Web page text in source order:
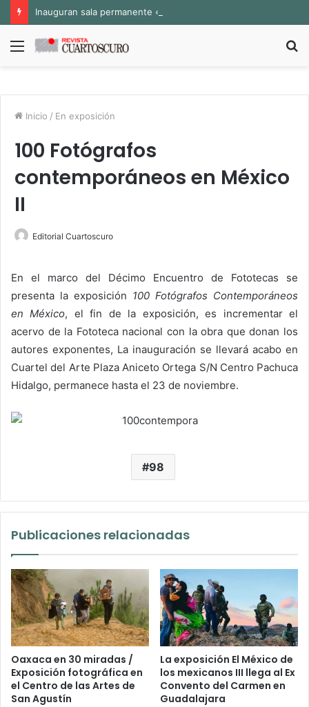
Menú
Inicio / En exposición
100 Fotógrafos
contemporáneos en México
II
Editorial Cuartoscuro
En el marco del Décimo Encuentro de Fototecas se
presenta la exposición 100 Fotógrafos Contemporáneos
en México, el fin de la exposición, es incrementar el
acervo de la Fototeca nacional con la obra que donan los
autores exponentes, La inauguración se llevará acabo en
Cuartel del Arte Plaza Aniceto Ortega S/N Centro Pachuca
Hidalgo, permanece hasta el 23 de noviembre.
98
Publicaciones relacionadas
Oaxaca en 30 miradas /
Exposición fotográfica en
el Centro de las Artes de
San Agustín
La exposición El México de
los mexicanos III llega al Ex
Convento del Carmen en
Guadalajara